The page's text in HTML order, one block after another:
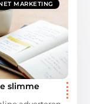
MARKETING
slimme